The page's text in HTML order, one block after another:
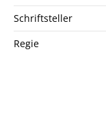
Schriftsteller
Regie